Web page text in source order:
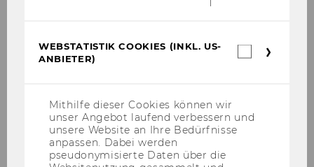
die Einladung zur EIBA-Konferenz
Gra­tu­la­ti­on an Con­stan­tin Lack­in­ger für die Ein­
la­dung zur EIBA-​Konferenz!Con­stan­tin hat mit
der Un­ter­stüt­zung von Prof. Jakob Müll­ner ein
WEBSTATISTIK COOKIES (INKL. US-
ANBIETER)
Mithilfe dieser Cookies können wir
unser Angebot laufend verbessern und
unsere Website an Ihre Bedürfnisse
anpassen. Dabei werden
pseudonymisierte Daten über die